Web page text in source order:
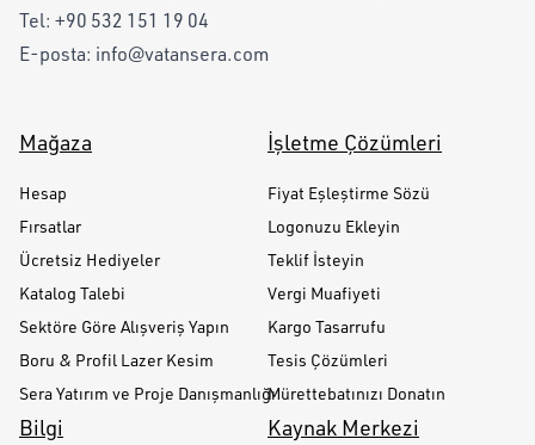
Tel: +90 532 151 19 04
E-posta: info@vatansera.com
Mağaza
Hesap
Fırsatlar
Ücretsiz Hediyeler
Katalog Talebi
Sektöre Göre Alışveriş Yapın
Boru & Profil Lazer Kesim
Sera Yatırım ve Proje Danışmanlığı
İşletme Çözümleri
Fiyat Eşleştirme Sözü
Logonuzu Ekleyin
Teklif İsteyin
Vergi Muafiyeti
Kargo Tasarrufu
Tesis Çözümleri
Mürettebatınızı Donatın
Bilgi Kaynak Merkezi